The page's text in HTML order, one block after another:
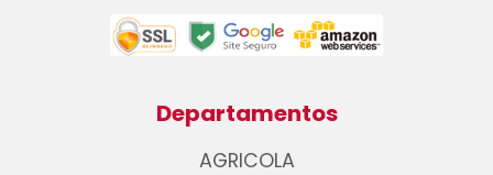
Departamentos
AGRICOLA